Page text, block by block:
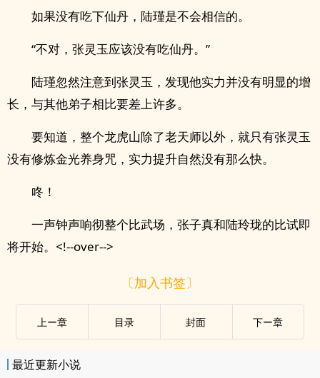
如果没有吃下仙丹，陆瑾是不会相信的。
“不对，张灵玉应该没有吃仙丹。”
陆瑾忽然注意到张灵玉，发现他实力并没有明显的增
长，与其他弟子相比要差上许多。
要知道，整个龙虎山除了老天师以外，就只有张灵玉
没有修炼金光养身咒，实力提升自然没有那么快。
咚！
一声钟声响彻整个比武场，张子真和陆玲珑的比试即
将开始。<!--over-->
〔加入书签〕
上ー章 目录 封面 下ー章
最近更新小说